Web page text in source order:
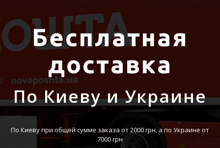
Бесплатная
доставка
По Киеву и Украине
По Киеву при общей сумме заказа от 2000 грн, а по Украине от
7000 грн